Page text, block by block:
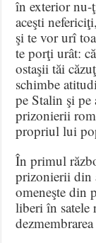
în exterior nu-
aceşti
şi te vor urî
te porţi urât:
ostaşii tăi
schimbe
pe Stalin şi pe
prizonierii
propriul lui
În primul
prizonierii din
omeneşte din
liberi în satele